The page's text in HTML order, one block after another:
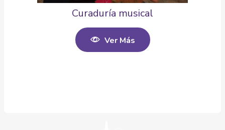
Curaduría musical
Ver Más